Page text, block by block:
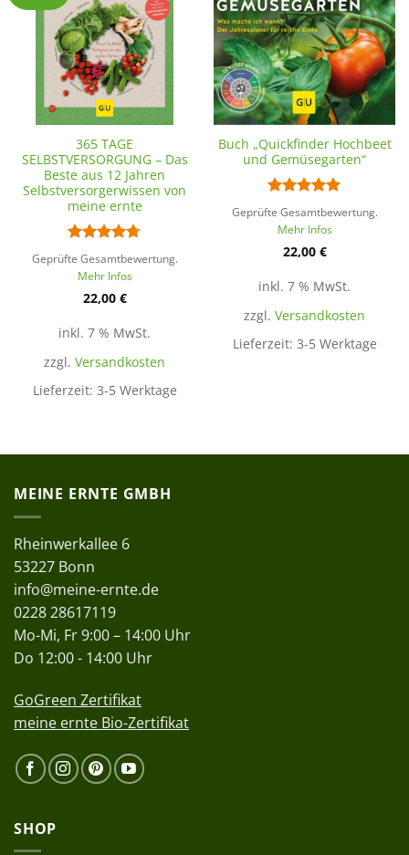
365 TAGE
SELBSTVERSORGUNG – Das
Beste aus 12 Jahren
Selbstversorgerwissen von
meine ernte
Bewertet
mit4.67
von 5
Geprüfte Gesamtbewertung.
Mehr Infos
22,00 €
inkl. 7 % MwSt.
zzgl. Versandkosten
Lieferzeit: 3-5 Werktage
Buch „Quickfinder Hochbeet
und Gemüsegarten“
Bewertet
mit5von
Geprüfte Gesamtbewertung.
Mehr Infos
22,00 €
inkl. 7 % MwSt.
zzgl. Versandkosten
Lieferzeit: 3-5 Werktage
MEINE ERNTE GMBH
Rheinwerkallee 6
53227 Bonn
info@meine-ernte.de
0228 28617119
Mo-Mi, Fr 9:00 – 14:00 Uhr
Do 12:00 - 14:00 Uhr
GoGreen Zertifikat
meine ernte Bio-Zertifikat
SHOP